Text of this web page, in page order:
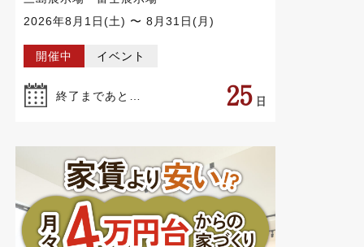
開催中 イベント
終了まであと…